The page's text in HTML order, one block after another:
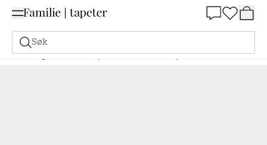
Søk
Maling Bestill basert på NCS Bestill basert på NCS 8010-R10B